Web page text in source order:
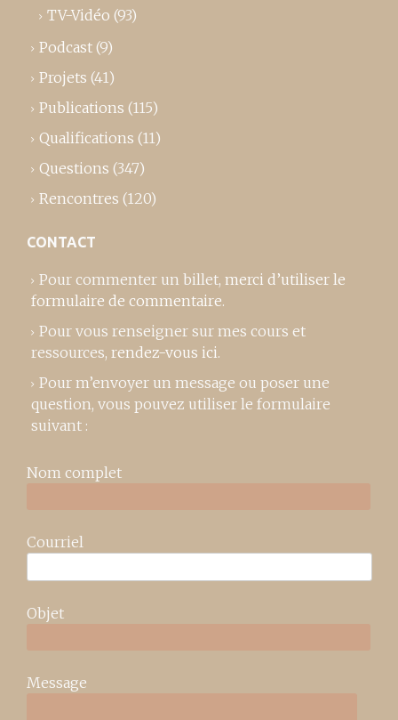
TV-Vidéo (93)
Podcast (9)
Projets (41)
Publications (115)
Qualifications (11)
Questions (347)
Rencontres (120)
CONTACT
Pour commenter un billet, merci d’utiliser le
formulaire de commentaire.
Pour vous renseigner sur mes cours et
ressources, rendez-vous ici.
Pour m’envoyer un message ou poser une
question, vous pouvez utiliser le formulaire
suivant :
Nom complet
Courriel
Objet
Message